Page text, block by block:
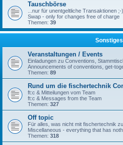
Tauschbörse
...nur für unentgeltliche Transaktionen ;-)
Swap - only for changes free of charge
Themen: 39
Sonstiges
Veranstaltungen / Events
Einladungen zu Conventions,
Announcements of conventions, get-
Themen: 89
Rund um die fischertechnik
ft:c & Mitteilungen vom Team
ft:c & Messages from the Team
Themen: 327
Off topic
Für alles, was nicht mit fischertechnik
Miscellaneous - everything that has
Themen: 318